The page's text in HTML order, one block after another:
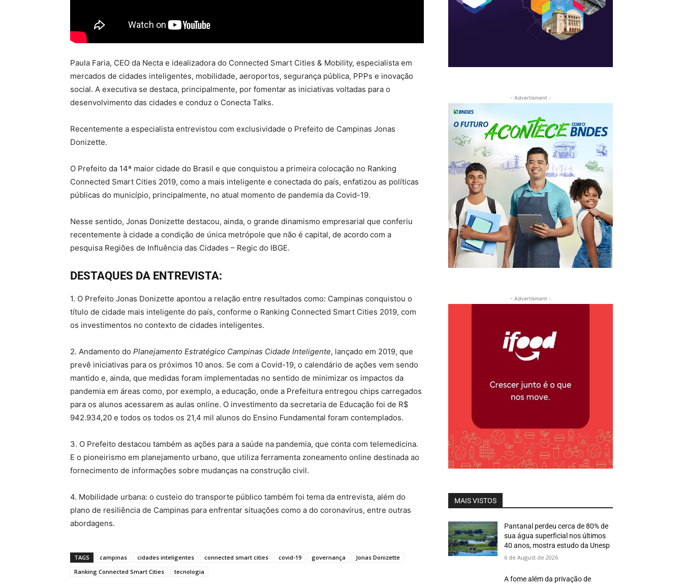
Paula Faria, CEO da Necta e idealizadora do Connected Smart Cities & Mobility, especialista em
mercados de cidades inteligentes, mobilidade, aeroportos, segurança pública, PPPs e inovação
social. A executiva se destaca, principalmente, por fomentar as iniciativas voltadas para o
desenvolvimento das cidades e conduz o Conecta Talks.
Recentemente a especialista entrevistou com exclusividade o Prefeito de Campinas Jonas
Donizette.
O Prefeito da 14ª maior cidade do Brasil e que conquistou a primeira colocação no Ranking
Connected Smart Cities 2019, como a mais inteligente e conectada do país, enfatizou as políticas
públicas do município, principalmente, no atual momento de pandemia da Covid-19.
Nesse sentido, Jonas Donizette destacou, ainda, o grande dinamismo empresarial que conferiu
recentemente à cidade a condição de única metrópole que não é capital, de acordo com a
pesquisa Regiões de Influência das Cidades – Regic do IBGE.
DESTAQUES DA ENTREVISTA:
1. O Prefeito Jonas Donizette apontou a relação entre resultados como: Campinas conquistou o
título de cidade mais inteligente do país, conforme o Ranking Connected Smart Cities 2019, com
os investimentos no contexto de cidades inteligentes.
2. Andamento do Planejamento Estratégico Campinas Cidade Inteligente, lançado em 2019, que
prevê iniciativas para os próximos 10 anos. Se com a Covid-19, o calendário de ações vem sendo
mantido e, ainda, que medidas foram implementadas no sentido de minimizar os impactos da
pandemia em áreas como, por exemplo, a educação, onde a Prefeitura entregou chips carregados
para os alunos acessarem as aulas online. O investimento da secretaria de Educação foi de R$
942.934,20 e todos os todos os 21,4 mil alunos do Ensino Fundamental foram contemplados.
3. O Prefeito destacou também as ações para a saúde na pandemia, que conta com telemedicina.
E o pioneirismo em planejamento urbano, que utiliza ferramenta zoneamento online destinada ao
fornecimento de informações sobre mudanças na construção civil.
4. Mobilidade urbana: o custeio do transporte público também foi tema da entrevista, além do
plano de resiliência de Campinas para enfrentar situações como a do coronavírus, entre outras
abordagens.
TAGS campinas cidades inteligentes connected smart cities covid-19 governança
Jonas Donizette
Ranking Connected Smart Cities
tecnologia
- Advertisment -
- Advertisment -
MAIS VISTOS
Pantanal perdeu cerca de 80% de
sua água superficial nos últimos
40 anos, mostra estudo da Unesp
6 de August de 2026
A fome além da privação de